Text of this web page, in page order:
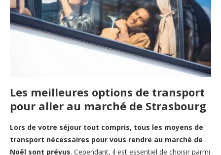
Les meilleures options de transport
pour aller au marché de Strasbourg
Lors de votre séjour tout compris, tous les moyens de
transport nécessaires pour vous rendre au marché de
Noël sont prévus. Cependant, il est essentiel de choisir parmi